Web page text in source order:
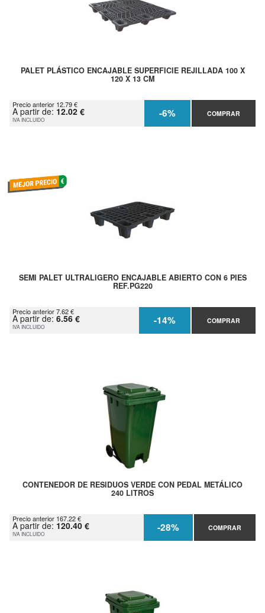
PALET PLÁSTICO ENCAJABLE SUPERFICIE REJILLADA 100 X
120 X 13 CM
Precio anterior 12.79 €
A partir de: 12.02 €
IVA INCLUIDO -6% COMPRAR
SEMI PALET ULTRALIGERO ENCAJABLE ABIERTO CON 6 PIES
REF.PG220
Precio anterior 7.62 €
A partir de: 6.56 €
IVA INCLUIDO -14% COMPRAR
CONTENEDOR DE RESIDUOS VERDE CON PEDAL METÁLICO
240 LITROS
Precio anterior 167.22 €
A partir de: 120.40 €
IVA INCLUIDO -28% COMPRAR